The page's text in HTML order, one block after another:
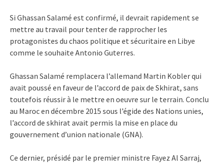
Si Ghassan Salamé est confirmé, il devrait rapidement se
mettre au travail pour tenter de rapprocher les
protagonistes du chaos politique et sécuritaire en Libye
comme le souhaite Antonio Guterres.
Ghassan Salamé remplacera l’allemand Martin Kobler qui
avait poussé en faveur de l’accord de paix de Skhirat, sans
toutefois réussir à le mettre en oeuvre sur le terrain. Conclu
au Maroc en décembre 2015 sous l’égide des Nations unies,
l’accord de skhirat avait permis la mise en place du
gouvernement d’union nationale (GNA).
Ce dernier, présidé par le premier ministre Fayez Al Sarraj,